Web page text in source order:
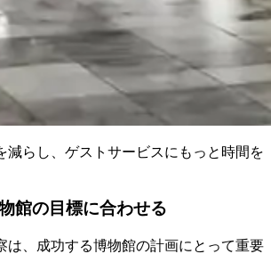
減らし、ゲストサービスにもっと時間を
館の目標に合わせる
は、成功する博物館の計画にとって重要